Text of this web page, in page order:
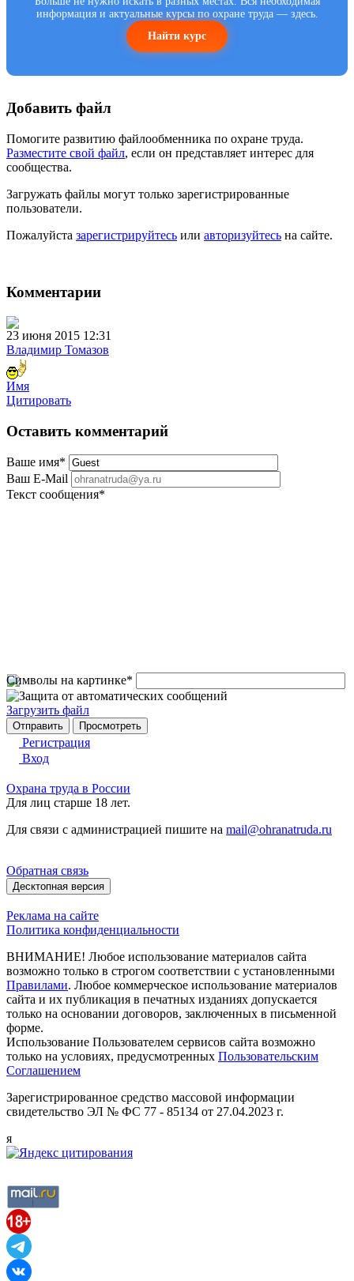
информация и актуальные курсы по охране труда — здесь.
Найти курс
Добавить файл
Помогите развитию файлообменника по охране труда.
Разместите свой файл, если он представляет интерес для
сообщества.
Загружать файлы могут только зарегистрированные
пользователи.
Пожалуйста зарегистрируйтесь или авторизуйтесь на сайте.
Комментарии
23 июня 2015 12:31
Владимир Томазов
Имя
Цитировать
Оставить комментарий
Ваше имя*
Ваш E-Mail
Текст сообщения*
Символы на картинке*
Загрузить файл
Регистрация
Вход
Охрана труда в России
Для лиц старше 18 лет.
Для связи с администрацией пишите на mail@ohranatruda.ru
Обратная связь
Десктопная версия
Реклама на сайте
Политика конфиденциальности
ВНИМАНИЕ! Любое использование материалов сайта
возможно только в строгом соответствии с установленными
Правилами. Любое коммерческое использование материалов
сайта и их публикация в печатных изданиях допускается
только на основании договоров, заключенных в письменной
форме.
Использование Пользователем сервисов сайта возможно
только на условиях, предусмотренных Пользовательским
Соглашением
Зарегистрированное средство массовой информации
свидетельство ЭЛ № ФС 77 - 85134 от 27.04.2023 г.
я